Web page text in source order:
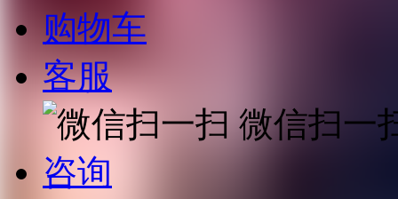
购物车
客服
微信扫一
咨询